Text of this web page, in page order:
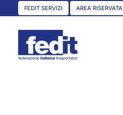
FEDIT SERVIZI AREA RISERVATA